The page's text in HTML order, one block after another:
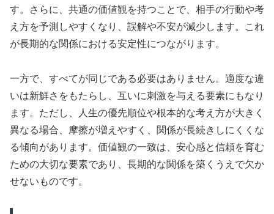
す。さらに、共通の価値観を持つことで、相手の行動や考
え方を予測しやすくなり、誤解や不安が減少します。これ
が長期的な関係における安定性につながります。
一方で、すべてが同じである必要はありません。適度な違
いは新鮮さをもたらし、互いに刺激を与える要素にもなり
ます。ただし、人生の優先順位や根本的な考え方が大きく
異なる場合、摩擦が増えやすく、関係が長続きしにくくな
る傾向があります。価値観の一致は、安心感と信頼を育む
ための大切な要素であり、長期的な関係を築くうえで欠か
せないものです。